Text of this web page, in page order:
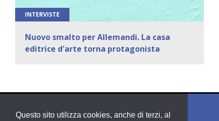
Questo sito utilizza cookies, anche di terzi, al
INTERVISTE
Nuovo smalto per Allemandi. La casa
editrice d'arte torna protagonista